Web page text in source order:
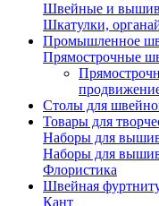
Швейные и
Шкатулки,
Промышленное
Прямострочные
Столы для
Товары для
Наборы для
Наборы для
Флористика
Швейная
Кант